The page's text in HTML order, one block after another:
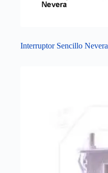
Interruptor Sencillo Nevera